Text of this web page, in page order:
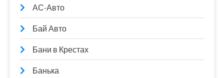
АС-Авто
Бай Авто
Бани в Крестах
Банька